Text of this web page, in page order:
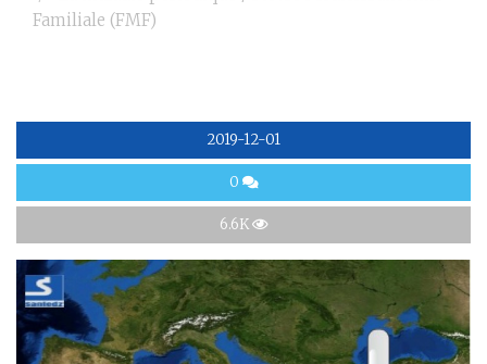
Familiale (FMF)
2019-12-01
0
6.6K